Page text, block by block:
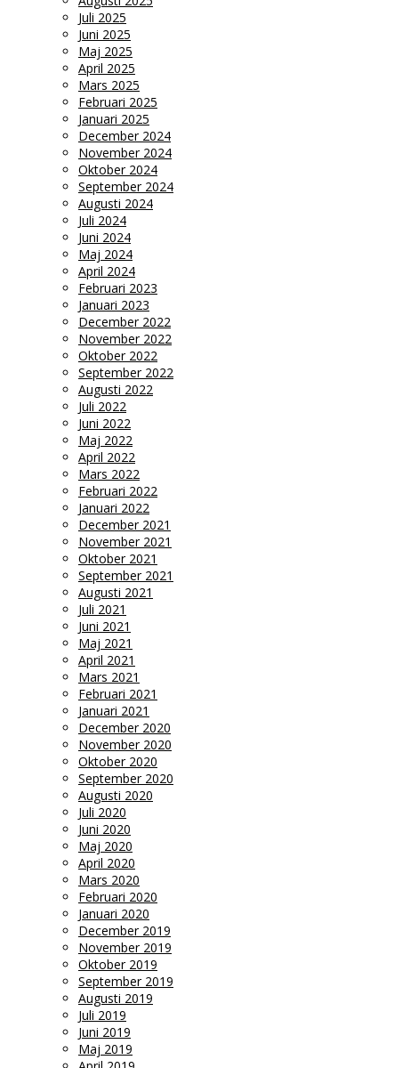
Juli 2025
Juni 2025
Maj 2025
April 2025
Mars 2025
Februari 2025
Januari 2025
December 2024
November 2024
Oktober 2024
September 2024
Augusti 2024
Juli 2024
Juni 2024
Maj 2024
April 2024
Februari 2023
Januari 2023
December 2022
November 2022
Oktober 2022
September 2022
Augusti 2022
Juli 2022
Juni 2022
Maj 2022
April 2022
Mars 2022
Februari 2022
Januari 2022
December 2021
November 2021
Oktober 2021
September 2021
Augusti 2021
Juli 2021
Juni 2021
Maj 2021
April 2021
Mars 2021
Februari 2021
Januari 2021
December 2020
November 2020
Oktober 2020
September 2020
Augusti 2020
Juli 2020
Juni 2020
Maj 2020
April 2020
Mars 2020
Februari 2020
Januari 2020
December 2019
November 2019
Oktober 2019
September 2019
Augusti 2019
Juli 2019
Juni 2019
Maj 2019